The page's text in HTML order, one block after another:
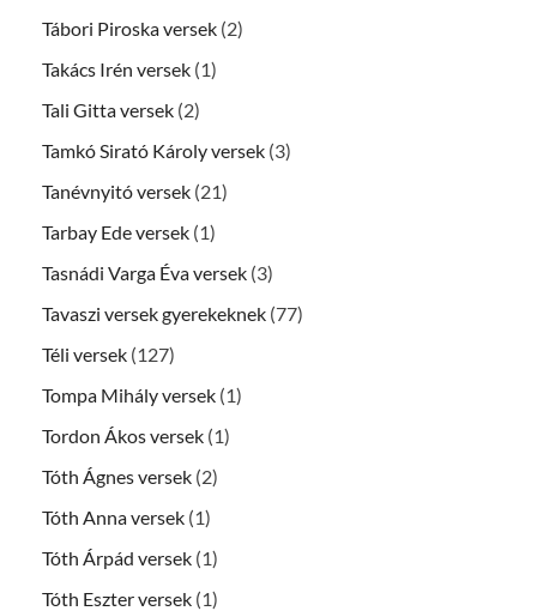
Tábori Piroska versek (2)
Takács Irén versek (1)
Tali Gitta versek (2)
Tamkó Sirató Károly versek (3)
Tanévnyitó versek (21)
Tarbay Ede versek (1)
Tasnádi Varga Éva versek (3)
Tavaszi versek gyerekeknek (77)
Téli versek (127)
Tompa Mihály versek (1)
Tordon Ákos versek (1)
Tóth Ágnes versek (2)
Tóth Anna versek (1)
Tóth Árpád versek (1)
Tóth Eszter versek (1)